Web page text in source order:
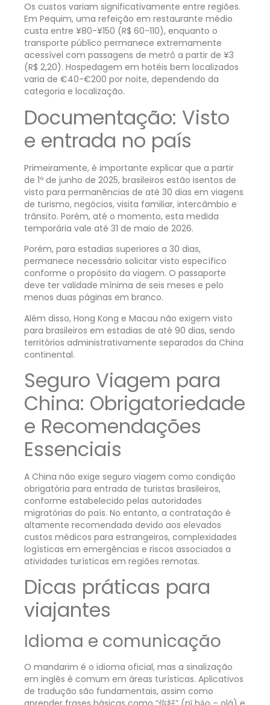
Os custos variam significativamente entre regiões.
Em Pequim, uma refeição em restaurante médio
custa entre ¥80-¥150 (R$ 60-110), enquanto o
transporte público permanece extremamente
acessível com passagens de metrô a partir de ¥3
(R$ 2,20). Hospedagem em hotéis bem localizados
varia de €40-€200 por noite, dependendo da
categoria e localização.
Documentação: Visto
e entrada no país
Primeiramente, é importante explicar que a partir
de 1º de junho de 2025, brasileiros estão isentos de
visto para permanências de até 30 dias em viagens
de turismo, negócios, visita familiar, intercâmbio e
trânsito. Porém, até o momento, esta medida
temporária vale até 31 de maio de 2026.
Porém, para estadias superiores a 30 dias,
permanece necessário solicitar visto específico
conforme o propósito da viagem. O passaporte
deve ter validade mínima de seis meses e pelo
menos duas páginas em branco.
Além disso, Hong Kong e Macau não exigem visto
para brasileiros em estadias de até 90 dias, sendo
territórios administrativamente separados da China
continental.
Seguro Viagem para
China: Obrigatoriedade
e Recomendações
Essenciais
A China não exige seguro viagem como condição
obrigatória para entrada de turistas brasileiros,
conforme estabelecido pelas autoridades
migratórias do país. No entanto, a contratação é
altamente recomendada devido aos elevados
custos médicos para estrangeiros, complexidades
logísticas em emergências e riscos associados a
atividades turísticas em regiões remotas.
Dicas práticas para
viajantes
Idioma e comunicação
O mandarim é o idioma oficial, mas a sinalização
em inglês é comum em áreas turísticas. Aplicativos
de tradução são fundamentais, assim como